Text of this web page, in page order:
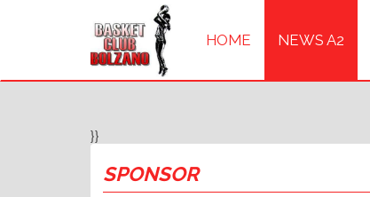
HOME NEWS A2
}}
SPONSOR